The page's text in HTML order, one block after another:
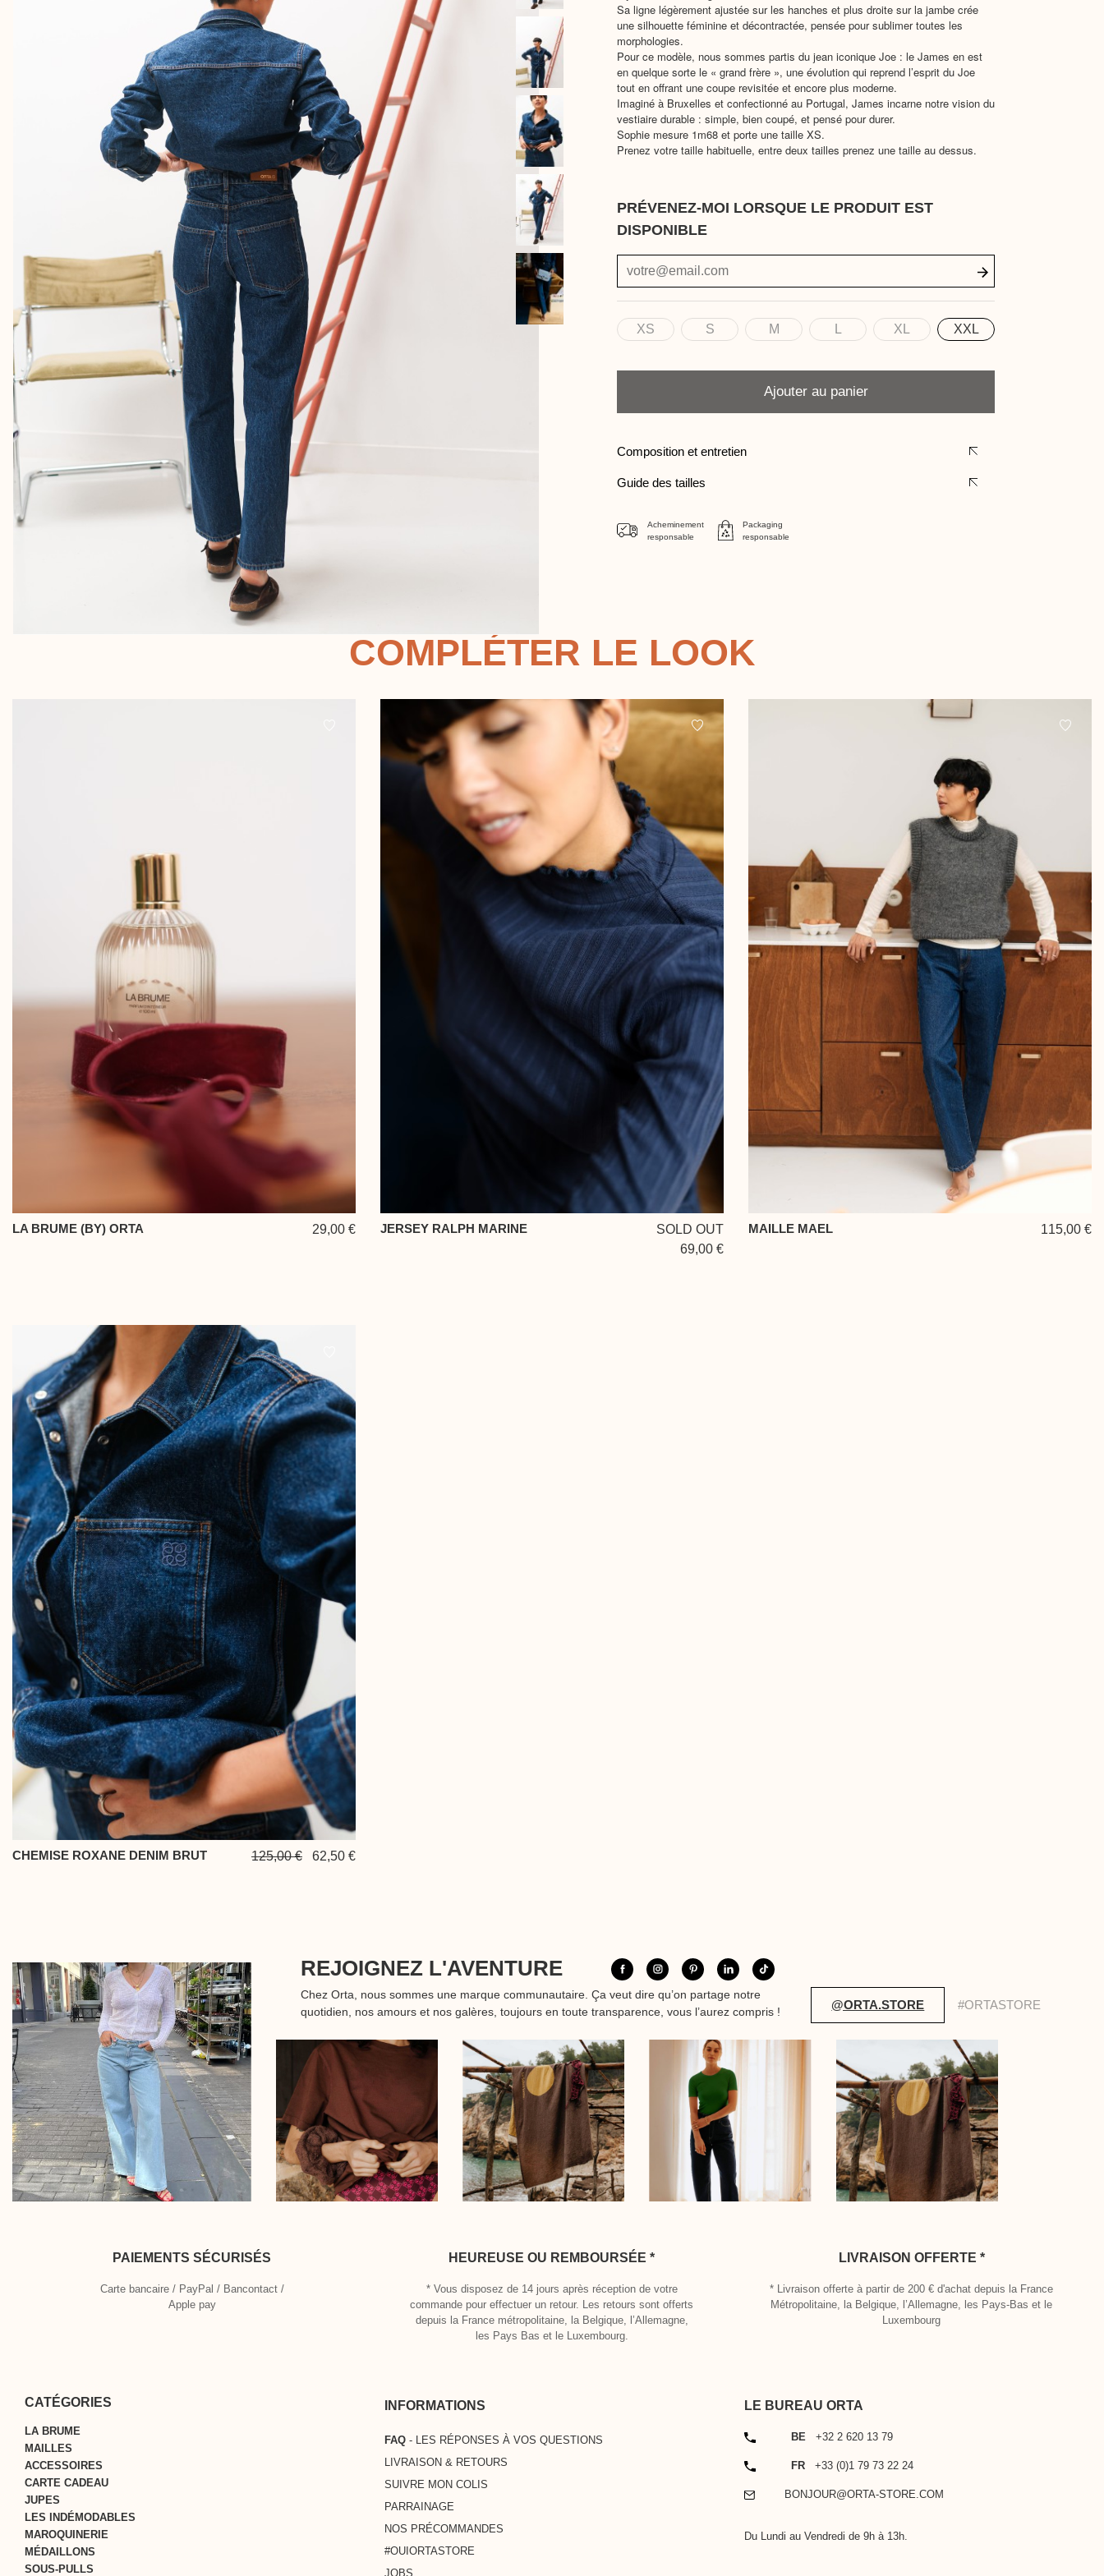
PRÉVENEZ-MOI LORSQUE LE PRODUIT EST
DISPONIBLE
TailleXS S M L XL XXL
Ajouter au panier
Sa ligne légèrement ajustée sur les hanches et plus droite sur la jambe crée
une silhouette féminine et décontractée, pensée pour sublimer toutes les
morphologies.
Pour ce modèle, nous sommes partis du jean iconique Joe : le James en est
en quelque sorte le « grand frère », une évolution qui reprend l’esprit du Joe
tout en offrant une coupe revisitée et encore plus moderne.
Imaginé à Bruxelles et confectionné au Portugal, James incarne notre vision du
vestiaire durable : simple, bien coupé, et pensé pour durer.
Sophie mesure 1m68 et porte une taille XS.
Prenez votre taille habituelle, entre deux tailles prenez une taille au dessus.
Composition et entretien
Guide des tailles
Acheminement
responsable
Packaging
responsable
COMPLÉTER LE LOOK
LA BRUME (BY) ORTA 29,00 € JERSEY RALPH MARINE
SOLD OUT
69,00 €
MAILLE MAEL 115,00 €
CHEMISE ROXANE DENIM BRUT 125,00 € 62,50 €
REJOIGNEZ L'AVENTURE
Chez Orta, nous sommes une marque communautaire. Ça veut dire qu’on partage notre
quotidien, nos amours et nos galères, toujours en toute transparence, vous l’aurez compris !
@ORTA.STORE #ORTASTORE
PAIEMENTS SÉCURISÉS
Carte bancaire / PayPal / Bancontact /
Apple pay
HEUREUSE OU REMBOURSÉE *
* Vous disposez de 14 jours après réception de votre
commande pour effectuer un retour. Les retours sont offerts
depuis la France métropolitaine, la Belgique, l’Allemagne,
les Pays Bas et le Luxembourg.
LIVRAISON OFFERTE *
* Livraison offerte à partir de 200 € d'achat depuis la France
Métropolitaine, la Belgique, l’Allemagne, les Pays-Bas et le
Luxembourg
CATÉGORIES
LA BRUME
MAILLES
ACCESSOIRES
CARTE CADEAU
JUPES
LES INDÉMODABLES
MAROQUINERIE
MÉDAILLONS
SOUS-PULLS
INFORMATIONS
LIVRAISON & RETOURS
NOS PRÉCOMMANDES
#OUIORTASTORE
PARRAINAGE
FAQ- LES RÉPONSES À VOS QUESTIONS
SUIVRE MON COLIS
JOBS
LE BUREAU ORTA
TÉLÉPHONE
BE +32 2 620 13 79
TÉLÉPHONE
FR +33 (0)1 79 73 22 24
EMAILBONJOUR@ORTA-STORE.COM
Du Lundi au Vendredi de 9h à 13h.